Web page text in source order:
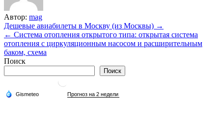
Автор: mag
Навигация
по
записям
Дешевые авиабилеты в Москву (из Москвы) →
← Система отопления открытого типа: открытая система
отопления с циркуляционным насосом и расширительным
баком, схема
Поиск
Поиск